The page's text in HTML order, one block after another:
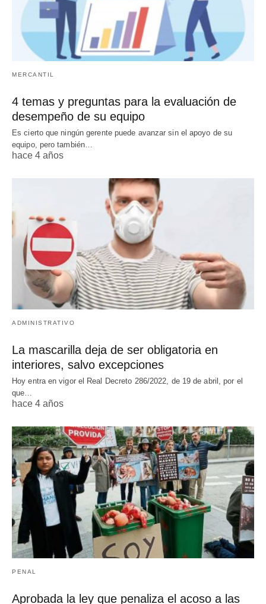
MERCANTIL
4 temas y preguntas para la evaluación de
desempeño de su equipo
Es cierto que ningún gerente puede avanzar sin el apoyo de su
equipo, pero también…
hace 4 años
ADMINISTRATIVO
La mascarilla deja de ser obligatoria en
interiores, salvo excepciones
Hoy entra en vigor el Real Decreto 286/2022, de 19 de abril, por el
que…
hace 4 años
PENAL
Aprobada la ley que penaliza el acoso a las